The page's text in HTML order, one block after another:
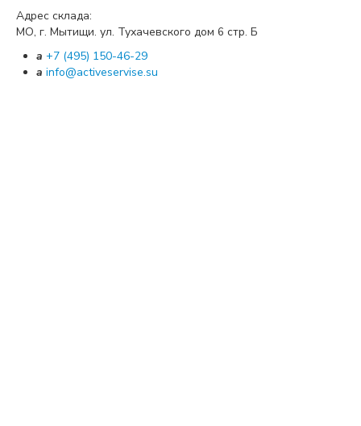
Адрес склада:
МО, г. Мытищи. ул. Тухачевского дом 6 стр. Б
a +7 (495) 150-46-29
a info@activeservise.su